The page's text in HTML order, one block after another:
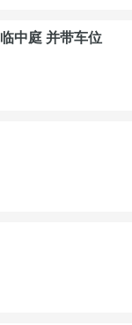
中庭 并带车位